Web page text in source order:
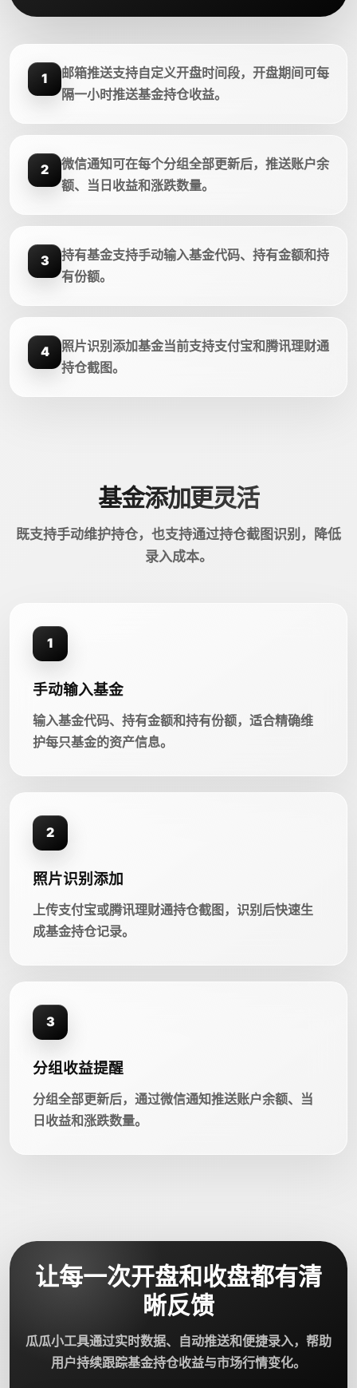
1
邮箱推送支持自定义开盘时间段，开盘期间可每
隔一小时推送基金持仓收益。
2
微信通知可在每个分组全部更新后，推送账户余
额、当日收益和涨跌数量。
3
持有基金支持手动输入基金代码、持有金额和持
有份额。
4
照片识别添加基金当前支持支付宝和腾讯理财通
持仓截图。
基金添加更灵活
既支持手动维护持仓，也支持通过持仓截图识别，降低
录入成本。
1
手动输入基金
输入基金代码、持有金额和持有份额，适合精确维
护每只基金的资产信息。
2
照片识别添加
上传支付宝或腾讯理财通持仓截图，识别后快速生
成基金持仓记录。
3
分组收益提醒
分组全部更新后，通过微信通知推送账户余额、当
日收益和涨跌数量。
让每一次开盘和收盘都有清
晰反馈
瓜瓜小工具通过实时数据、自动推送和便捷录入，帮助
用户持续跟踪基金持仓收益与市场行情变化。